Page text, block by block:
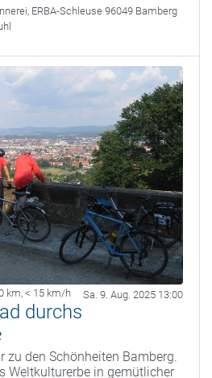
ERBA-Schleuse 96049 Bamberg
km, < 15 km/h Sa. 9. Aug. 2025 13:00
durchs
zu den Schönheiten Bamberg.
Weltkulturerbe in gemütlicher